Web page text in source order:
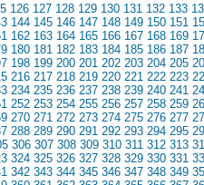
126 127 128 129 130 131 132 133
144 145 146 147 148 149 150 151
162 163 164 165 166 167 168 169
180 181 182 183 184 185 186 187
198 199 200 201 202 203 204 205
216 217 218 219 220 221 222 223
234 235 236 237 238 239 240 241
252 253 254 255 256 257 258 259
270 271 272 273 274 275 276 277
288 289 290 291 292 293 294 295
306 307 308 309 310 311 312 313
324 325 326 327 328 329 330 331
342 343 344 345 346 347 348 349